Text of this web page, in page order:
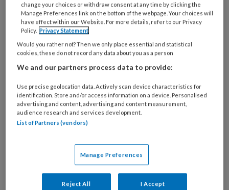
artikelen gratis per maand
Al een account of abonnement?
Wat
je
e-
mailadres?
* *
Kies
je
wachtwoord*
change your choices or withdraw consent at any time by clicking the
Manage Preferences link on the bottom of the webpage. Your choices will
have effect within our Website. For more details, refer to our Privacy
Policy. Privacy Statement
Would you rather not? Then we only place essential and statistical
cookies, these do not record any data about you as a person
We and our partners process data to provide:
Use precise geolocation data. Actively scan device characteristics for
identification. Store and/or access information on a device. Personalised
advertising and content, advertising and content measurement,
audience research and services development.
List of Partners (vendors)
Manage Preferences
Reject All I Accept